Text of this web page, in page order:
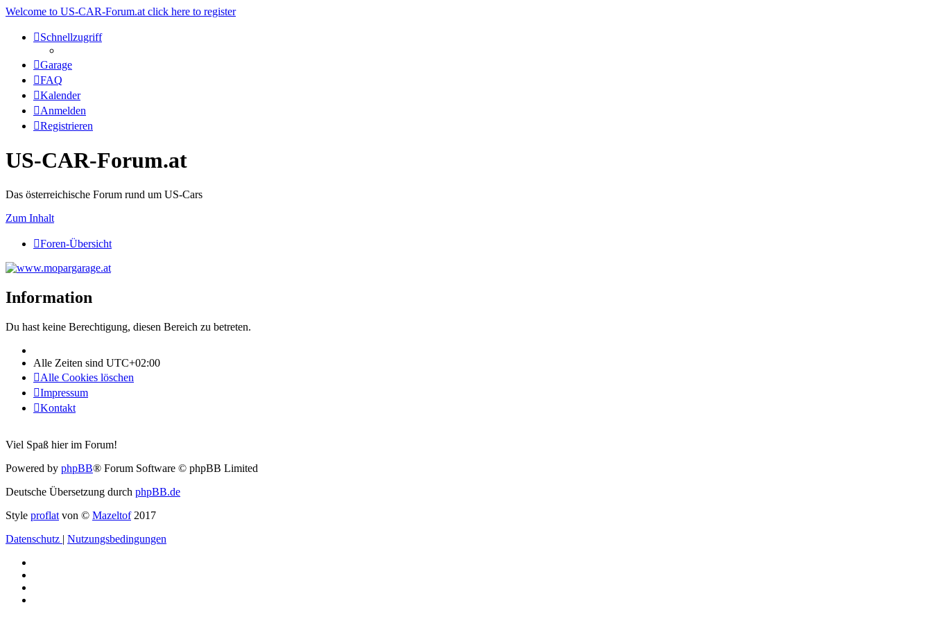
Welcome to US-CAR-Forum.at click here to register
Schnellzugriff
Garage
FAQ
Kalender
Anmelden
Registrieren
US-CAR-Forum.at
Das österreichische Forum rund um US-Cars
Zum Inhalt
Foren-Übersicht
Information
Du hast keine Berechtigung, diesen Bereich zu betreten.
Alle Zeiten sind UTC+02:00
Alle Cookies löschen
Impressum
Kontakt
Viel Spaß hier im Forum!
Powered by phpBB® Forum Software © phpBB Limited
Deutsche Übersetzung durch phpBB.de
Style proflat von © Mazeltof2017
Datenschutz | Nutzungsbedingungen